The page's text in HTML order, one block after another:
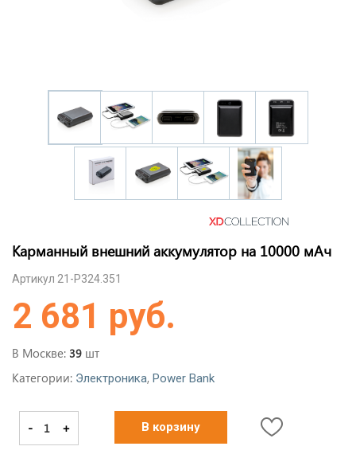
Карманный внешний аккумулятор на 10000 мАч
Артикул 21-P324.351
2 681 руб.
В Москве: 39 шт
Категории: Электроника, Power Bank
- + В корзину